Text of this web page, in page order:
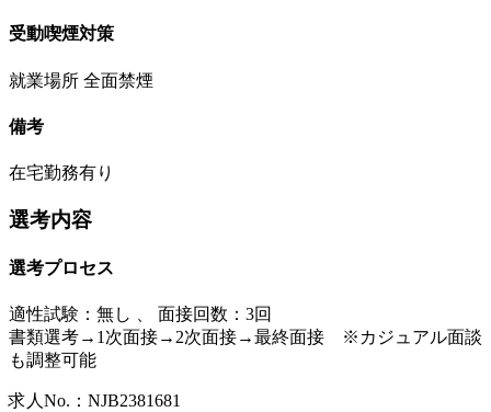
受動喫煙対策
就業場所 全面禁煙
備考
在宅勤務有り
選考内容
選考プロセス
適性試験： 無し
面接回数：3回
書類選考→1次面接→2次面接→最終面接 ※カジュアル面談
も調整可能
求人No.：NJB2381681